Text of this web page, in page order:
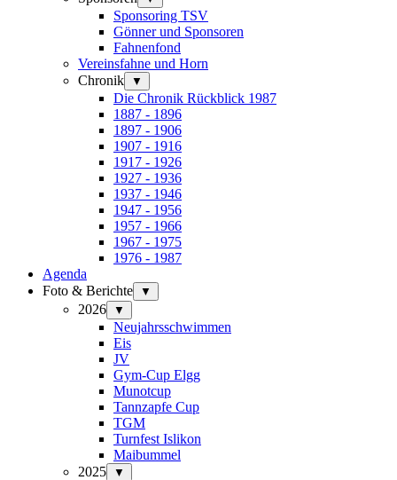
Sponsoring TSV
Gönner und Sponsoren
Fahnenfond
Vereinsfahne und Horn
Chronik
▼
Die Chronik Rückblick 1987
1887 - 1896
1897 - 1906
1907 - 1916
1917 - 1926
1927 - 1936
1937 - 1946
1947 - 1956
1957 - 1966
1967 - 1975
1976 - 1987
Agenda
Foto & Berichte
▼
2026 ▼
Neujahrsschwimmen
Eis
JV
Gym-Cup Elgg
Munotcup
Tannzapfe Cup
TGM
Turnfest Islikon
Maibummel
2025
▼